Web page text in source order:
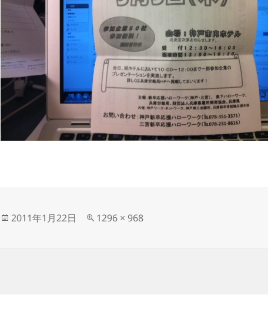
投
2011年1月22日
フ
1296 × 968